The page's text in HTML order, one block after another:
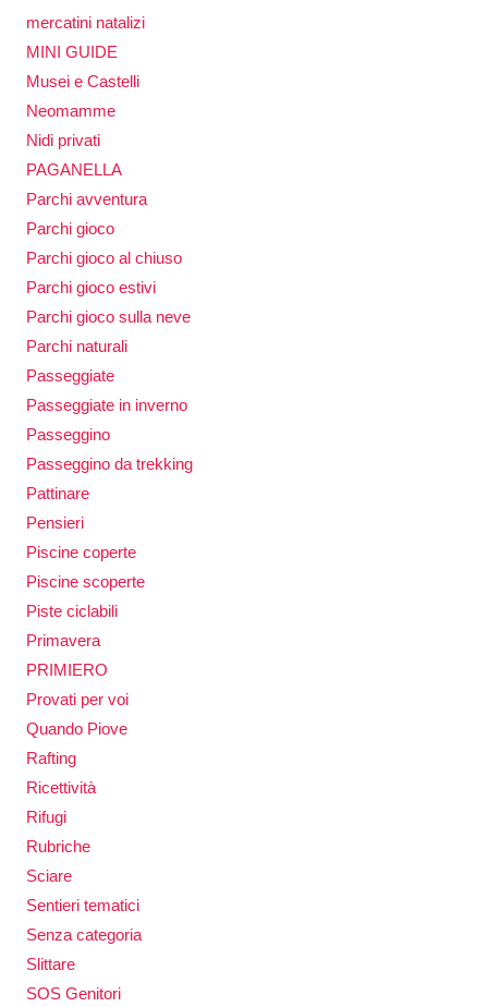
mercatini natalizi
MINI GUIDE
Musei e Castelli
Neomamme
Nidi privati
PAGANELLA
Parchi avventura
Parchi gioco
Parchi gioco al chiuso
Parchi gioco estivi
Parchi gioco sulla neve
Parchi naturali
Passeggiate
Passeggiate in inverno
Passeggino
Passeggino da trekking
Pattinare
Pensieri
Piscine coperte
Piscine scoperte
Piste ciclabili
Primavera
PRIMIERO
Provati per voi
Quando Piove
Rafting
Ricettività
Rifugi
Rubriche
Sciare
Sentieri tematici
Senza categoria
Slittare
SOS Genitori